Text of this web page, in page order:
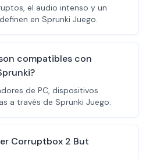
el audio intenso y un
en Sprunki Juego.
compatibles con
de PC, dispositivos
a través de Sprunki Juego.
Corruptbox 2 But